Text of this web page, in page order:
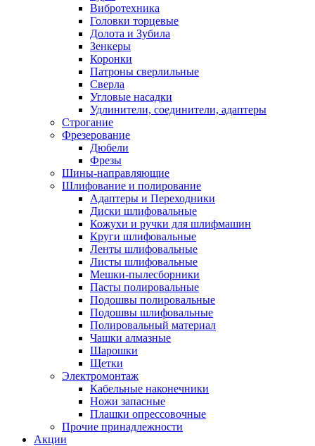
Вибротехника
Головки торцевые
Долота и Зубила
Зенкеры
Коронки
Патроны сверлильные
Сверла
Угловые насадки
Удлинители, соединители, адаптеры
Строгание
Фрезерование
Дюбели
Фрезы
Шины-направляющие
Шлифование и полирование
Адаптеры и Переходники
Диски шлифовальные
Кожухи и ручки для шлифмашин
Круги шлифовальные
Ленты шлифовальные
Листы шлифовальные
Мешки-пылесборники
Пасты полировальные
Подошвы полировальные
Подошвы шлифовальные
Полировальный материал
Чашки алмазные
Шарошки
Щетки
Электромонтаж
Кабельные наконечники
Ножи запасные
Плашки опрессовочные
Прочие принадлежности
Акции